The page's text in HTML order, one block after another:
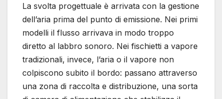
La svolta progettuale è arrivata con la gestione
dell’aria prima del punto di emissione. Nei primi
modelli il flusso arrivava in modo troppo
diretto al labbro sonoro. Nei fischietti a vapore
tradizionali, invece, l’aria o il vapore non
colpiscono subito il bordo: passano attraverso
una zona di raccolta e distribuzione, una sorta